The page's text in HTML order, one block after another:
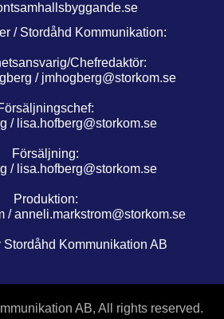
/ Stordåhd Kommunikation:
Chefredaktör:
/ jmhogberg@storkom.se
/ lisa.hofberg@storkom.se
Försäljning:
/ lisa.hofberg@storkom.se
Produktion:
/anneli.markstrom@storkom.se
Stordåhd Kommunikation AB
AB, All rights reserved.